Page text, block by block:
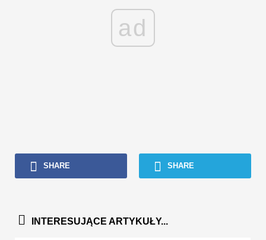
ad
SHARE SHARE
INTERESUJĄCE ARTYKUŁY...